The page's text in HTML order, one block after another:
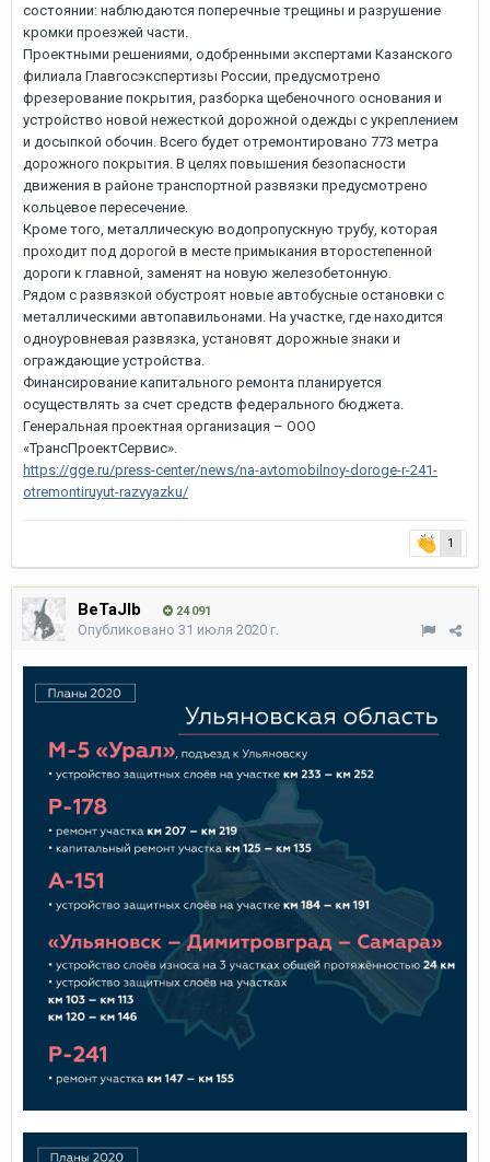
состоянии: наблюдаются поперечные трещины и разрушение
кромки проезжей части.
Проектными решениями, одобренными экспертами Казанского
филиала Главгосэкспертизы России, предусмотрено
фрезерование покрытия, разборка щебеночного основания и
устройство новой нежесткой дорожной одежды с укреплением
и досыпкой обочин. Всего будет отремонтировано 773 метра
дорожного покрытия. В целях повышения безопасности
движения в районе транспортной развязки предусмотрено
кольцевое пересечение.
Кроме того, металлическую водопропускную трубу, которая
проходит под дорогой в месте примыкания второстепенной
дороги к главной, заменят на новую железобетонную.
Рядом с развязкой обустроят новые автобусные остановки с
металлическими автопавильонами. На участке, где находится
одноуровневая развязка, установят дорожные знаки и
ограждающие устройства.
Финансирование капитального ремонта планируется
осуществлять за счет средств федерального бюджета.
Генеральная проектная организация – ООО
«ТрансПроектСервис».
https://gge.ru/press-center/news/na-avtomobilnoy-doroge-r-241-
otremontiruyut-razvyazku/
1
BeTaJIb 24 091
Опубликовано 31 июля 2020 г.